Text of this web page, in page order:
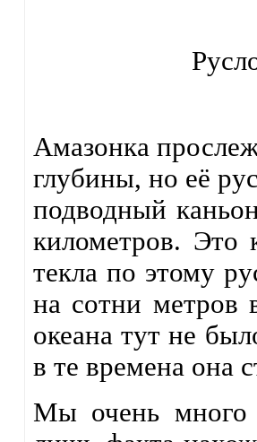
Амазонка
глубины, но её
подводный
километров. Это
текла по этому
на сотни метров
океана тут не
в те времена она
Мы очень много